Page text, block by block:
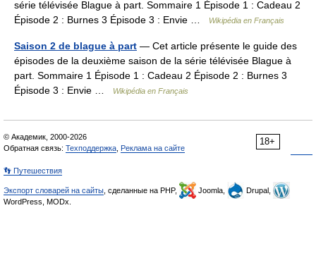
série télévisée Blague à part. Sommaire 1 Épisode 1 : Cadeau 2
Épisode 2 : Burnes 3 Épisode 3 : Envie …
Wikipédia en Français
Saison 2 de blague à part — Cet article présente le guide des
épisodes de la deuxième saison de la série télévisée Blague à
part. Sommaire 1 Épisode 1 : Cadeau 2 Épisode 2 : Burnes 3
Épisode 3 : Envie …
Wikipédia en Français
18+
© Академик, 2000-2026
Обратная связь: Техподдержка Реклама на сайте
👣 Путешествия
Экспорт словарей на сайты , сделанные на PHP, Joomla,
Drupal,
WordPress, MODx.